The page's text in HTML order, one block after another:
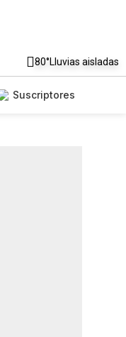
80°Lluvias aisladas
Suscriptores